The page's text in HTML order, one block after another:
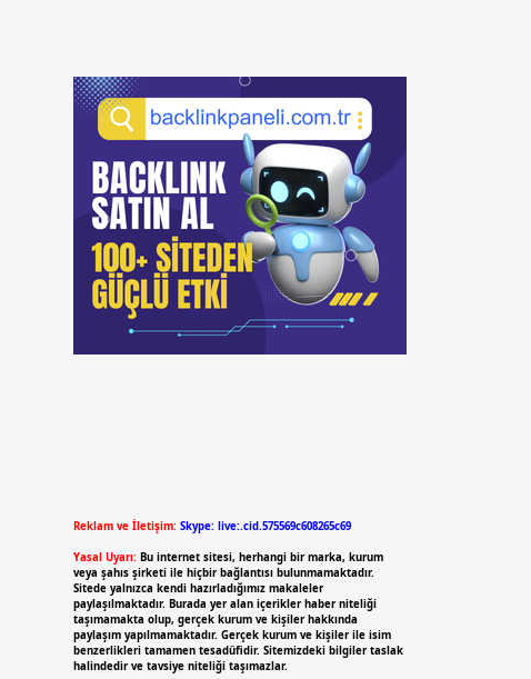
Reklam ve İletişim: Skype: live:.cid.575569c608265c69
Yasal Uyarı: Bu internet sitesi, herhangi bir marka, kurum
veya şahıs şirketi ile hiçbir bağlantısı bulunmamaktadır.
Sitede yalnızca kendi hazırladığımız makaleler
paylaşılmaktadır. Burada yer alan içerikler haber niteliği
taşımamakta olup, gerçek kurum ve kişiler hakkında
paylaşım yapılmamaktadır. Gerçek kurum ve kişiler ile isim
benzerlikleri tamamen tesadüfidir. Sitemizdeki bilgiler taslak
halindedir ve tavsiye niteliği taşımazlar.